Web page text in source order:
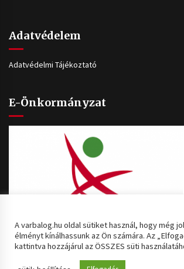
Adatvédelem
Adatvédelmi Tájékoztató
E-Önkormányzat
A varbalog.hu oldal sütiket használ, hogy még
élményt kínálhassunk az Ön számára. Az
kattintva hozzájárul az ÖSSZES süti